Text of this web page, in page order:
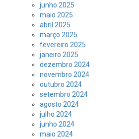
junho 2025
maio 2025
abril 2025
março 2025
fevereiro 2025
janeiro 2025
dezembro 2024
novembro 2024
outubro 2024
setembro 2024
agosto 2024
julho 2024
junho 2024
maio 2024